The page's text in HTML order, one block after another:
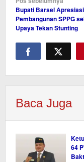
pos
Bupati Barsel Apresiasi
Pembangunan SPPG
Upaya Tekan Stunting
Baca Juga
64